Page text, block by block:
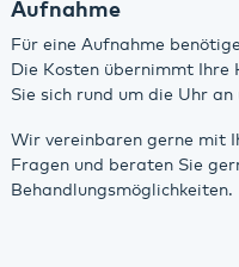
Aufnahme
Für eine Aufnahme
Die Kosten übernimmt Ihre
Sie sich rund um die Uhr an
Wir vereinbaren gerne mit
Fragen und beraten Sie
Behandlungsmöglichkeiten.